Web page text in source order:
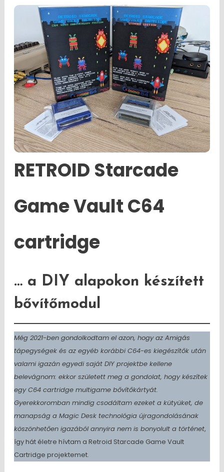
RETROID Starcade
Game Vault C64
cartridge
… a DIY alapokon készített
bővítőmodul
Még 2021-ben gondolkodtam el azon, hogy az Amigás
tápegységek és az egyéb korábbi C64-es kiegészítők után
valami igazán egyedi saját DIY projektbe kellene
belevágnom: ekkor született meg a gondolat, hogy készítek
egy C64 cartridge multigame bővítőkártyát.
Gyerekkoromban mindig csodáltam ezeket a kütyüket, de
manapság a Magic Desk technológia újragondolásának
köszönhetően igazából annyira nem is bonyolult a történet,
így hát életre hívtam a Retroid Starcade Game Vault
Cartridge projektemet.